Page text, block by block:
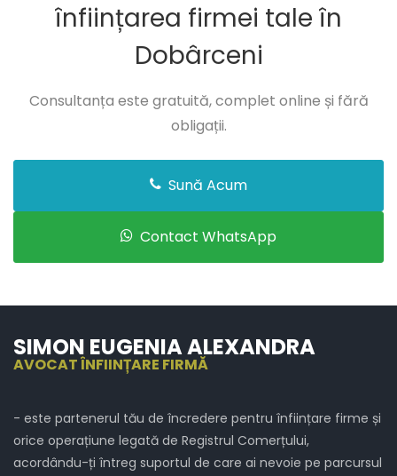
înființarea firmei tale în
Dobârceni
Consultanța este gratuită, complet online și fără
obligații.
Sună Acum
Contact WhatsApp
SIMON EUGENIA ALEXANDRA
AVOCAT ÎNFIINȚARE FIRMĂ
- este partenerul tău de încredere pentru înființare firme și
orice operațiune legată de Registrul Comerțului,
acordându-ți întreg suportul de care ai nevoie pe parcursul